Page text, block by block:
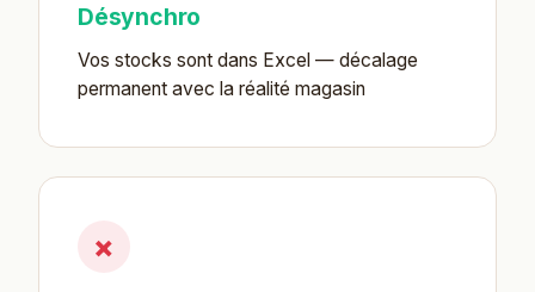
Désynchro
Vos stocks sont dans Excel — décalage
permanent avec la réalité magasin
×